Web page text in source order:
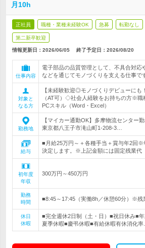
月10h
正社員 職種・業種未経験OK 急募 転勤なし
第二新卒歓迎
情報更新日：2026/06/05 終了予定日： 2026/08/20
仕事内容
電子部品の品質管理として、不具合対応
などを通じてモノづくりを支える仕事で
対象と
なる方
【未経験歓迎◎モノづくりデビューに
（AT可）◇社会人経験をお持ちの方※
PCスキル（Word・Excel）
勤務地
【マイカー通勤OK】多摩物流センター
東京都八王子市滝山町1-208-3…
給与
■月給25万円～＋各種手当＋賞与年2回※
決定します。※上記金額には固定残業代
初年度
年収
300万円～450万円
勤務
時間
■8:45～17:45（実働8h／休憩60分）※残
休日
休暇
■完全週休2日制（土・日）■祝日休み■
夏季休暇■慶弔休暇■有給休暇有休消化率